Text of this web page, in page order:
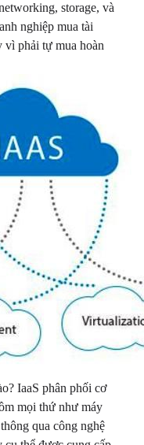
storage, và
nghiệp mua tài
vì phải tự mua hoàn
IaaS phân phối cơ
mọi thứ như máy
qua công nghệ